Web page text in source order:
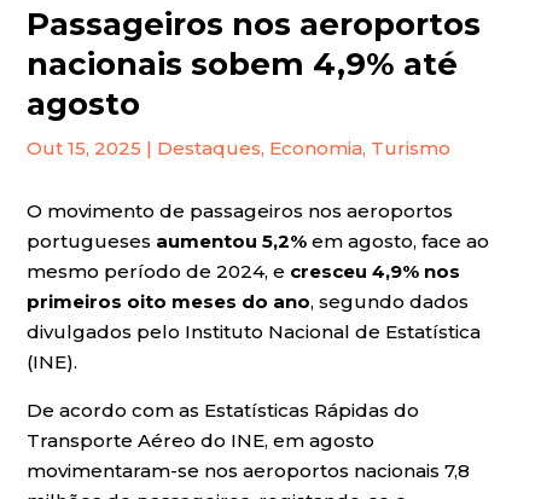
Passageiros nos aeroportos
nacionais sobem 4,9% até
agosto
Out 15, 2025 | Destaques, Economia, Turismo
O movimento de passageiros nos aeroportos
portugueses aumentou 5,2% em agosto, face ao
mesmo período de 2024, e cresceu 4,9% nos
primeiros oito meses do ano, segundo dados
divulgados pelo Instituto Nacional de Estatística
(INE).
De acordo com as Estatísticas Rápidas do
Transporte Aéreo do INE, em agosto
movimentaram-se nos aeroportos nacionais 7,8